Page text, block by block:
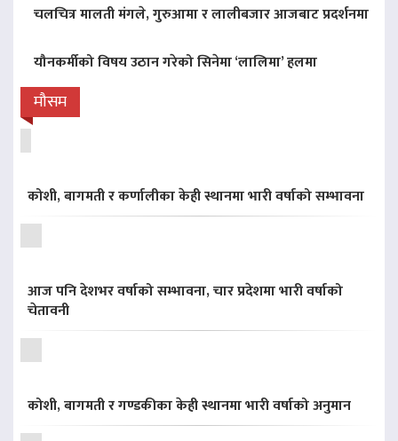
चलचित्र मालती मंगले, गुरुआमा र लालीबजार आजबाट प्रदर्शनमा
यौनकर्मीको विषय उठान गरेको सिनेमा ‘लालिमा’ हलमा
मौसम
कोशी, बागमती र कर्णालीका केही स्थानमा भारी वर्षाको सम्भावना
आज पनि देशभर वर्षाको सम्भावना, चार प्रदेशमा भारी वर्षाको
चेतावनी
कोशी, बागमती र गण्डकीका केही स्थानमा भारी वर्षाको अनुमान